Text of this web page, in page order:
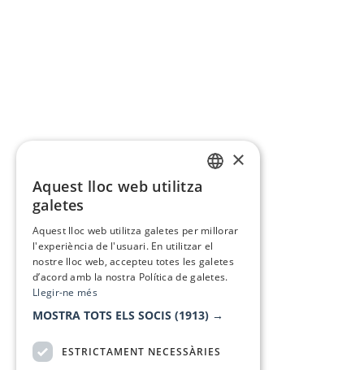
×
Aquest lloc web utilitza
galetes
Aquest lloc web utilitza galetes per millorar
l'experiència de l'usuari. En utilitzar el
nostre lloc web, accepteu totes les galetes
d’acord amb la nostra Política de galetes.
Llegir-ne més
MOSTRA TOTS ELS SOCIS (1913) →
ESTRICTAMENT NECESSÀRIES